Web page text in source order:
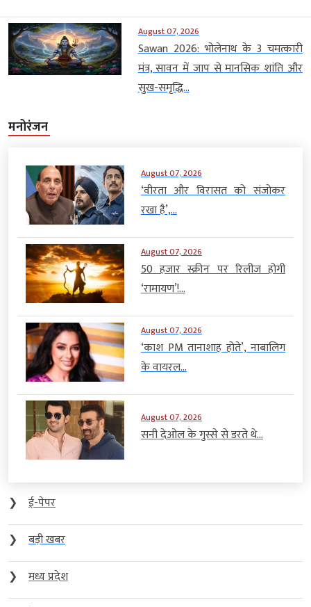
August 07, 2026
Sawan 2026: भोलेनाथ के 3 चमत्कारी
मंत्र, सावन में जाप से मानसिक शांति और
सुख-समृद्धि...
मनोरंजन
August 07, 2026
‘वीरता और विरासत को संजोकर
रखा है’,...
August 07, 2026
50 हजार स्क्रीन पर रिलीज होगी
‘रामायण’!...
August 07, 2026
‘काश PM तानाशाह होते’, नाबालिग
के वायरल...
August 07, 2026
सनी देओल के गुस्से से डरते थे...
❯
ई-पेपर
❯
बड़ी खबर
❯
मध्य प्रदेश